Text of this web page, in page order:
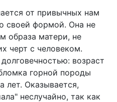
от привычных нам
своей формой. Она не
образа матери, не
черт с человеком.
возраст
горной породы
лет. Оказывается,
неслучайно, так как